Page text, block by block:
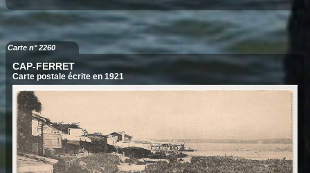
Carte n° 2260
CAP-FERRET
Carte postale écrite en 1921